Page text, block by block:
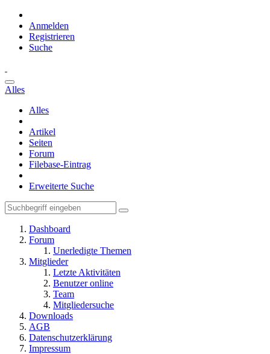
Anmelden
Registrieren
Suche
Alles
Alles
Artikel
Seiten
Forum
Filebase-Eintrag
Erweiterte Suche
Dashboard
Forum
Unerledigte Themen
Mitglieder
Letzte Aktivitäten
Benutzer online
Team
Mitgliedersuche
Downloads
AGB
Datenschutzerklärung
Impressum